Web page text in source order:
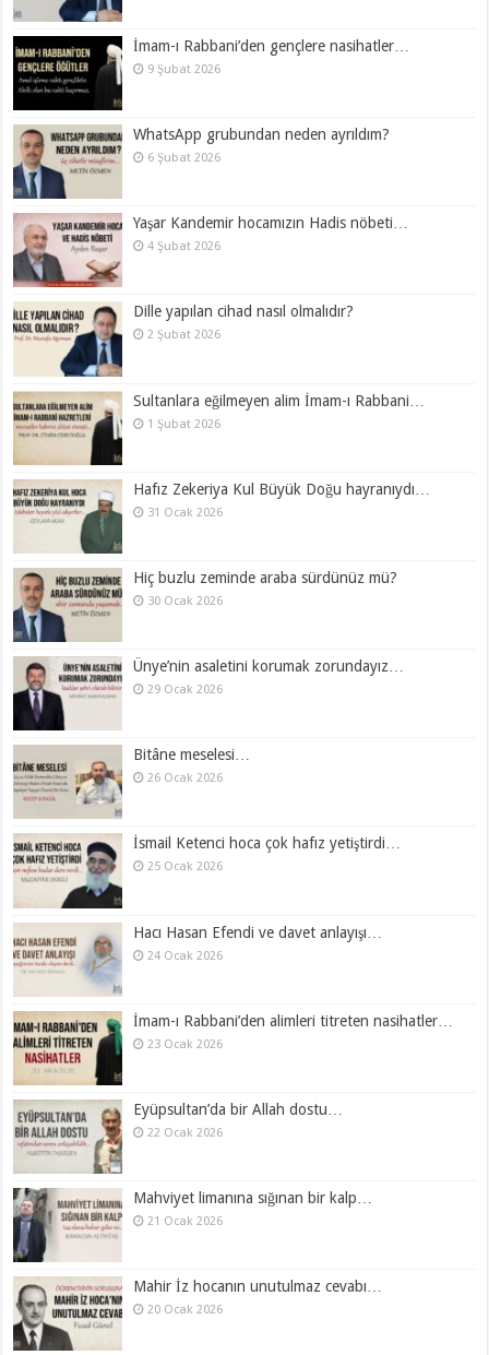
İmam-ı Rabbani’den gençlere nasihatler…
9 Şubat 2026
WhatsApp grubundan neden ayrıldım?
6 Şubat 2026
Yaşar Kandemir hocamızın Hadis nöbeti…
4 Şubat 2026
Dille yapılan cihad nasıl olmalıdır?
2 Şubat 2026
Sultanlara eğilmeyen alim İmam-ı Rabbani…
1 Şubat 2026
Hafız Zekeriya Kul Büyük Doğu hayranıydı…
31 Ocak 2026
Hiç buzlu zeminde araba sürdünüz mü?
30 Ocak 2026
Ünye’nin asaletini korumak zorundayız…
29 Ocak 2026
Bitâne meselesi…
26 Ocak 2026
İsmail Ketenci hoca çok hafız yetiştirdi…
25 Ocak 2026
Hacı Hasan Efendi ve davet anlayışı…
24 Ocak 2026
İmam-ı Rabbani’den alimleri titreten nasihatler…
23 Ocak 2026
Eyüpsultan’da bir Allah dostu…
22 Ocak 2026
Mahviyet limanına sığınan bir kalp…
21 Ocak 2026
Mahir İz hocanın unutulmaz cevabı…
20 Ocak 2026